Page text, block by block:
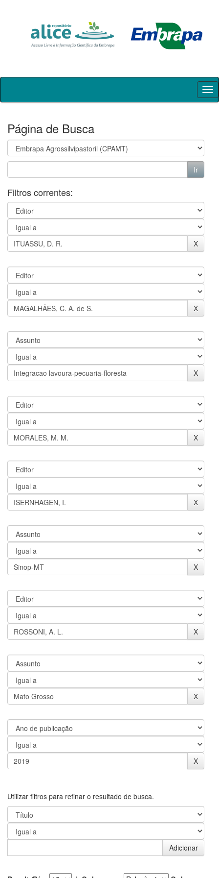
Skip
Página de Busca
Filtros correntes:
Utilizar filtros para refinar o resultado de busca.